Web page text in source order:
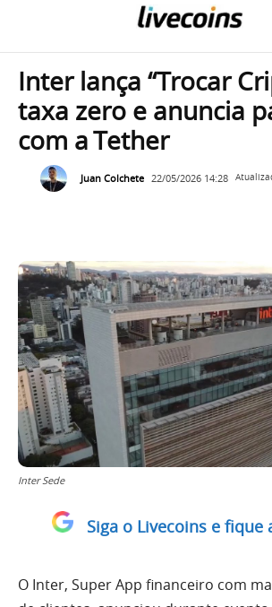
Inter lança “Trocar
taxa zero e anuncia
com a Tether
Juan Colchete 22/05/2026 14:28
Inter Sede
Siga o Livecoins e fique
O Inter, Super App financeiro com